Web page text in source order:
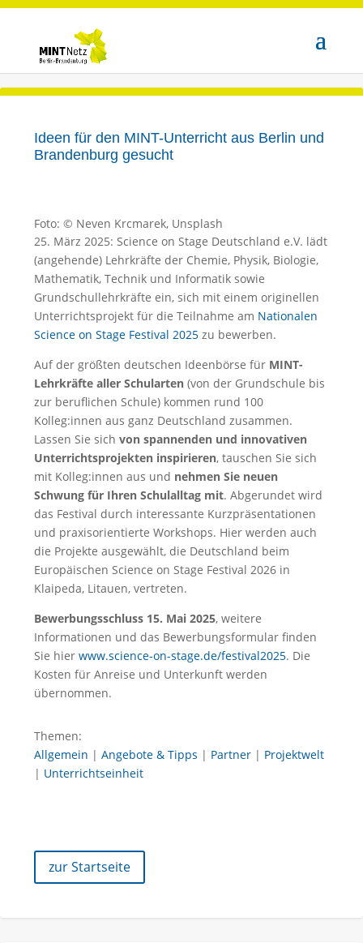
Ideen für den MINT-Unterricht aus Berlin und
Brandenburg gesucht
Foto: © Neven Krcmarek, Unsplash
25. März 2025: Science on Stage Deutschland e.V. lädt
(angehende) Lehrkräfte der Chemie, Physik, Biologie,
Mathematik, Technik und Informatik sowie
Grundschullehrkräfte ein, sich mit einem originellen
Unterrichtsprojekt für die Teilnahme am Nationalen
Science on Stage Festival 2025 zu bewerben.
Auf der größten deutschen Ideenbörse für MINT-
Lehrkräfte aller Schularten (von der Grundschule bis
zur beruflichen Schule) kommen rund 100
Kolleg:innen aus ganz Deutschland zusammen.
Lassen Sie sich von spannenden und innovativen
Unterrichtsprojekten inspirieren, tauschen Sie sich
mit Kolleg:innen aus und nehmen Sie neuen
Schwung für Ihren Schulalltag mit. Abgerundet wird
das Festival durch interessante Kurzpräsentationen
und praxisorientierte Workshops. Hier werden auch
die Projekte ausgewählt, die Deutschland beim
Europäischen Science on Stage Festival 2026 in
Klaipeda, Litauen, vertreten.
Bewerbungsschluss 15. Mai 2025, weitere
Informationen und das Bewerbungsformular finden
Sie hier www.science-on-stage.de/festival2025. Die
Kosten für Anreise und Unterkunft werden
übernommen.
Themen:
Allgemein | Angebote & Tipps | Partner | Projektwelt
| Unterrichtseinheit
zur Startseite